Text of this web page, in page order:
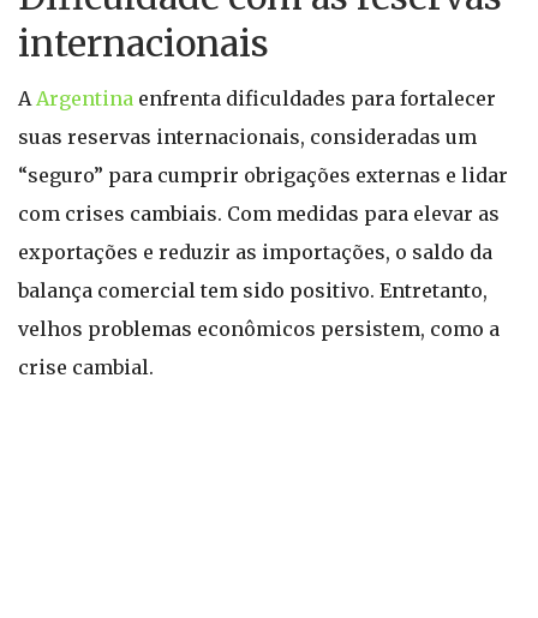
internacionais
AArgentina enfrenta dificuldades para fortalecer
suas reservas internacionais, consideradas um
“seguro” para cumprir obrigações externas e lidar
com crises cambiais. Com medidas para elevar as
exportações e reduzir as importações, o saldo da
balança comercial tem sido positivo. Entretanto,
velhos problemas econômicos persistem, como a
crise cambial.